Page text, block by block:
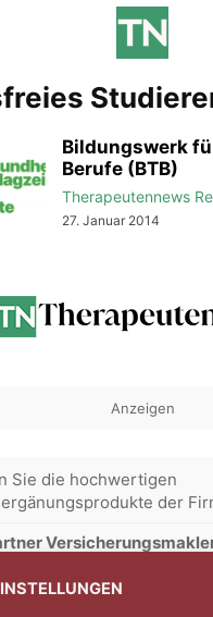
Bildungswerk
Berufe (BTB)
Therapeutennews
27. Januar 2014
Anzeigen
Sie die hochwertigen
der
Rundumschutz seit